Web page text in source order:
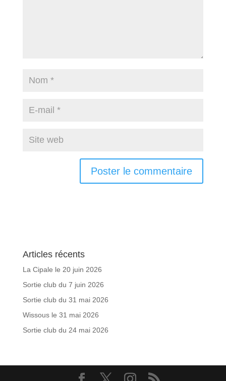
Articles récents
La Cipale le 20 juin 2026
Sortie club du 7 juin 2026
Sortie club du 31 mai 2026
Wissous le 31 mai 2026
Sortie club du 24 mai 2026